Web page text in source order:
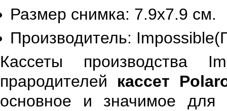
Размер снимка: 7.9х7.9 см.
Производитель:
Кассеты производства
прародителей кассет
основное и значимое для